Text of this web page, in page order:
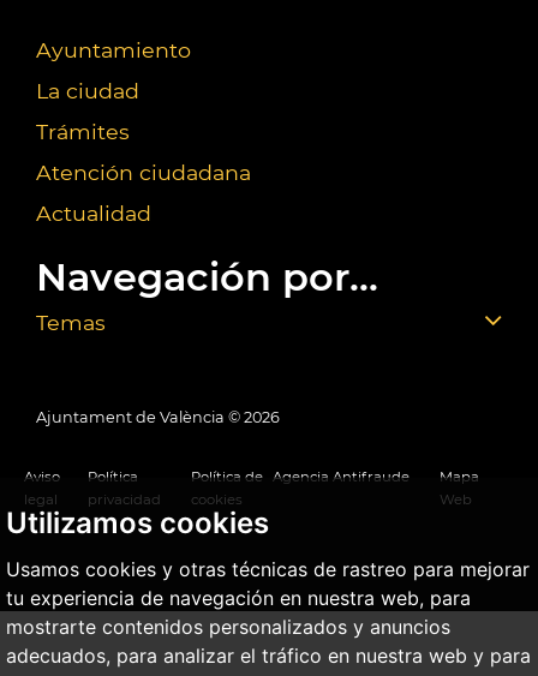
Utilizamos cookies
Usamos cookies y otras técnicas de rastreo para mejorar
tu experiencia de navegación en nuestra web, para
mostrarte contenidos personalizados y anuncios
adecuados, para analizar el tráfico en nuestra web y para
Ayuntamiento
La ciudad
Trámites
Atención ciudadana
Actualidad
Navegación por...
Temas
Ajuntament de València © 2026
Aviso
legal
Política
privacidad
Política de
cookies
Agencia Antifraude
Mapa
Web